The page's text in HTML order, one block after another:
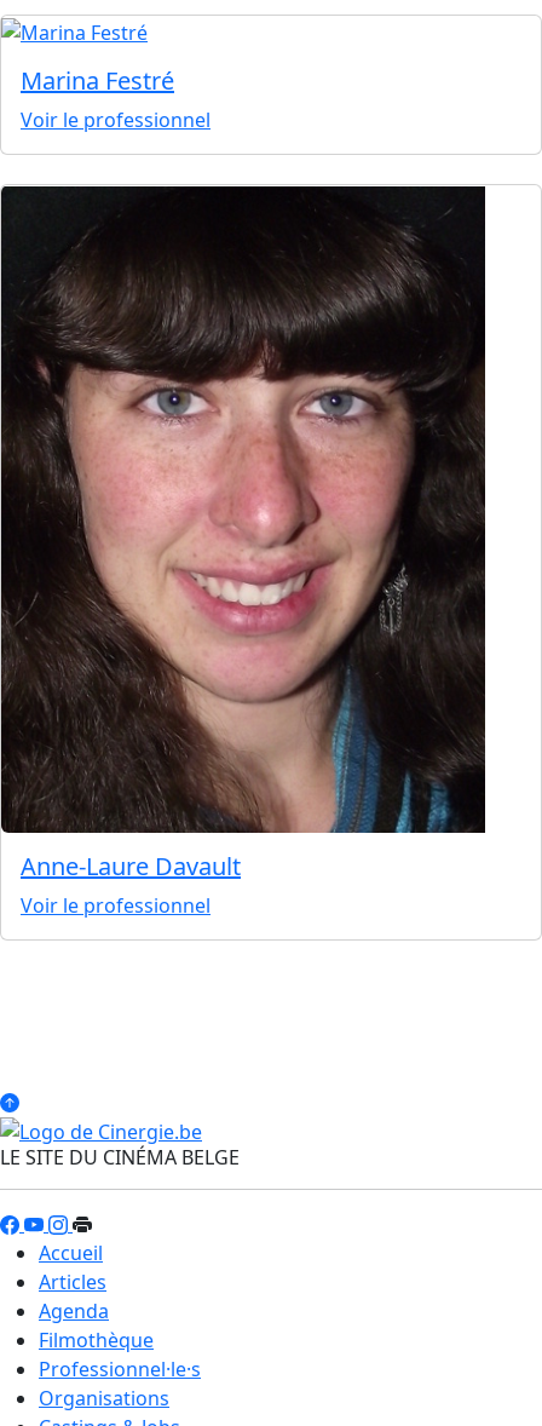
Marina Festré
Voir le professionnel
Anne-Laure Davault
Voir le professionnel
LE SITE DU CINÉMA BELGE
Accueil
Articles
Agenda
Filmothèque
Professionnel·le·s
Organisations